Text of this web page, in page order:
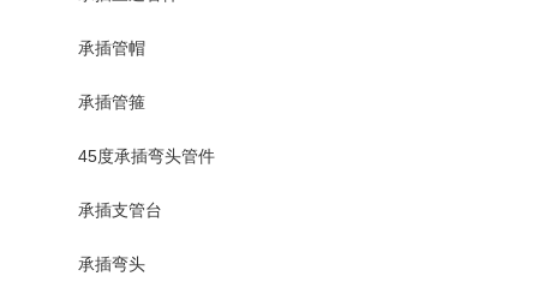
承插管帽
承插管箍
45度承插弯头管件
承插支管台
承插弯头